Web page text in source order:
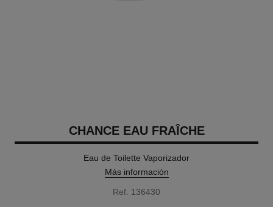
CHANCE EAU FRAÎCHE
Eau de Toilette Vaporizador
Más información
Ref. 136430